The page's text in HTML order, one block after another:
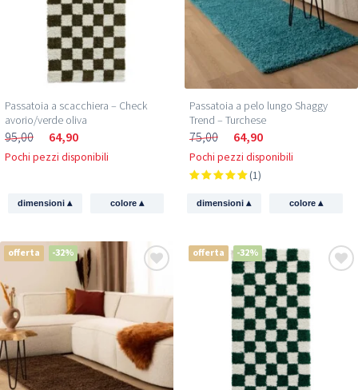
Passatoia a scacchiera – Check
avorio/verde oliva
95,00 64,90
Pochi pezzi disponibili
dimensioni▴ colore ▴
Passatoia a pelo lungo Shaggy
Trend – Turchese
75,00 64,90
Pochi pezzi disponibili
(1)
dimensioni▴ colore ▴
offerta -32% offerta -32%